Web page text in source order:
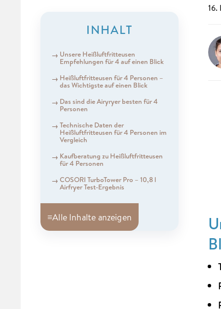
INHALT
Unsere Heißluftfritteusen
Empfehlungen für 4 auf einen Blick
Heißluftfritteusen für 4 Personen –
das Wichtigste auf einen Blick
Das sind die Airyryer besten für 4
Personen
Technische Daten der
Heißluftfritteusen für 4 Personen im
Vergleich
Kaufberatung zu Heißluftfritteusen
für 4 Personen
COSORI TurboTower Pro – 10,8 l
Airfryer Test-Ergebnis
≡Alle Inhalte anzeigen
16.